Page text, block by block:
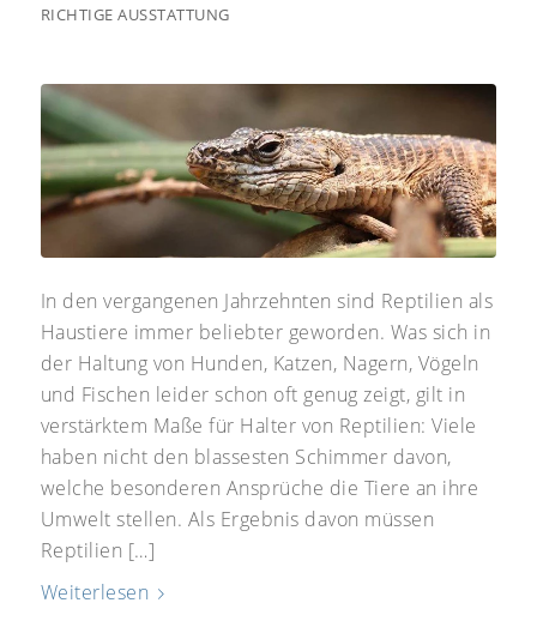
RICHTIGE AUSSTATTUNG
In den vergangenen Jahrzehnten sind Reptilien als
Haustiere immer beliebter geworden. Was sich in
der Haltung von Hunden, Katzen, Nagern, Vögeln
und Fischen leider schon oft genug zeigt, gilt in
verstärktem Maße für Halter von Reptilien: Viele
haben nicht den blassesten Schimmer davon,
welche besonderen Ansprüche die Tiere an ihre
Umwelt stellen. Als Ergebnis davon müssen
Reptilien […]
Weiterlesen